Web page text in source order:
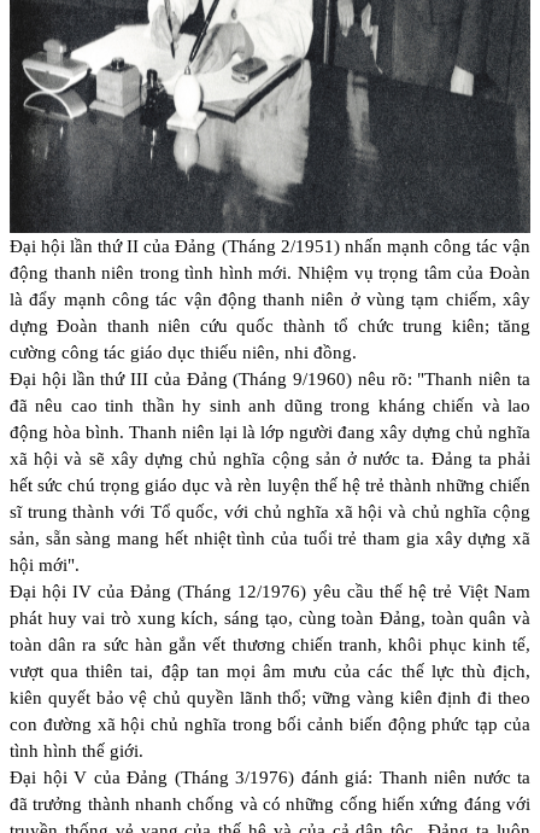
Đại hội lần thứ II của Đảng (Tháng 2/1951) nhấn mạnh công tác vận
động thanh niên trong tình hình mới. Nhiệm vụ trọng tâm của Đoàn
là đẩy mạnh công tác vận động thanh niên ở vùng tạm chiếm, xây
dựng Đoàn thanh niên cứu quốc thành tổ chức trung kiên; tăng
cường công tác giáo dục thiếu niên, nhi đồng.
Đại hội lần thứ III của Đảng (Tháng 9/1960) nêu rõ: "Thanh niên ta
đã nêu cao tinh thần hy sinh anh dũng trong kháng chiến và lao
động hòa bình. Thanh niên lại là lớp người đang xây dựng chủ nghĩa
xã hội và sẽ xây dựng chủ nghĩa cộng sản ở nước ta. Đảng ta phải
hết sức chú trọng giáo dục và rèn luyện thế hệ trẻ thành những chiến
sĩ trung thành với Tổ quốc, với chủ nghĩa xã hội và chủ nghĩa cộng
sản, sẵn sàng mang hết nhiệt tình của tuổi trẻ tham gia xây dựng xã
hội mới".
Đại hội IV của Đảng (Tháng 12/1976) yêu cầu thế hệ trẻ Việt Nam
phát huy vai trò xung kích, sáng tạo, cùng toàn Đảng, toàn quân và
toàn dân ra sức hàn gắn vết thương chiến tranh, khôi phục kinh tế,
vượt qua thiên tai, đập tan mọi âm mưu của các thế lực thù địch,
kiên quyết bảo vệ chủ quyền lãnh thổ; vững vàng kiên định đi theo
con đường xã hội chủ nghĩa trong bối cảnh biến động phức tạp của
tình hình thế giới.
Đại hội V của Đảng (Tháng 3/1976) đánh giá: Thanh niên nước ta
đã trưởng thành nhanh chống và có những cống hiến xứng đáng với